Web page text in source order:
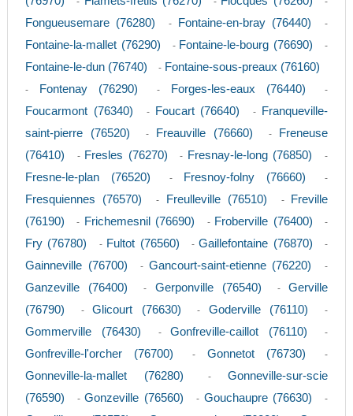
Fongueusemare (76280) - Fontaine-en-bray (76440) -
Fontaine-la-mallet (76290) - Fontaine-le-bourg (76690) -
Fontaine-le-dun (76740) - Fontaine-sous-preaux (76160)
- Fontenay (76290) - Forges-les-eaux (76440) -
Foucarmont (76340) - Foucart (76640) -
Franqueville-
saint-pierre (76520)
- Freauville (76660) -
Freneuse
(76410)
- Fresles (76270) - Fresnay-le-long (76850) -
Fresne-le-plan (76520) - Fresnoy-folny (76660) -
Fresquiennes (76570) - Freulleville (76510) -
Freville
(76190)
- Frichemesnil (76690) - Froberville (76400) -
Fry (76780) - Fultot (76560) -Gaillefontaine (76870) -
Gainneville (76700) - Gancourt-saint-etienne (76220) -
Ganzeville (76400) - Gerponville (76540) -Gerville
(76790)
-Glicourt (76630) - Goderville (76110) -
Gommerville (76430) -Gonfreville-caillot (76110) -
Gonfreville-l'orcher (76700) - Gonnetot (76730) -
Gonneville-la-mallet (76280) -Gonneville-sur-scie
(76590)
-Gonzeville (76560) - Gouchaupre (76630) -